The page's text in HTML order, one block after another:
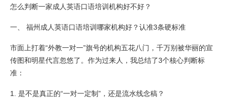
怎么判断一家成人英语口语培训机构好不好？
一、 福州成人英语口语培训哪家机构好？认准3条硬标准
市面上打着“外教一对一”旗号的机构五花八门，千万别被华丽的宣
传图和明星代言忽悠了。作为过来人，我总结了3个核心判断标
准：
1. 是不是真正的“一对一定制”，还是流水线念稿？